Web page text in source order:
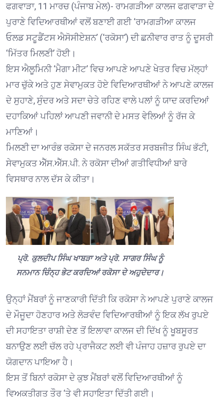
ਫਗਵਾੜਾ, 11 ਮਾਰਚ (ਪੰਜਾਬ ਮੇਲ)- ਰਾਮਗੜੀਆ ਕਾਲਜ ਫਗਵਾੜਾ ਦੇ
ਪੁਰਾਣੇ ਵਿਦਿਆਰਥੀਆਂ ਵਲੋਂ ਬਣਾਈ ਗਈ ‘ਰਾਮਗੜੀਆ ਕਾਲਜ
ਓਲਡ ਸਟੂਡੈਂਟਸ ਐਸੋਸੀਏਸ਼ਨ’ (‘ਰਕੋਸਾ’) ਦੀ ਛਨੀਵਾਰ ਰਾਤ ਨੂੰ ਦੂਸਰੀ
‘ਮਿੱਤਰ ਮਿਲਣੀ’ ਹੋਈ।
ਇਸ ਐਲੂਮਿਨੀ ‘ਮੈਗਾ ਮੀਟ’ ਵਿਚ ਆਪਣੇ ਆਪਣੇ ਖੇਤਰ ਵਿਚ ਮੱਲ੍ਹਾਂ
ਮਾਰ ਚੁੱਕੇ ਅਤੇ ਹੁਣ ਸੇਵਾਮੁਕਤ ਹੋਏ ਵਿਦਿਆਰਥੀਆਂ ਨੇ ਆਪਣੇ ਕਾਲਜ
ਦੇ ਸੁਹਾਣੇ, ਸੁੰਦਰ ਅਤੇ ਸਦਾ ਚੇਤੇ ਰਹਿਣ ਵਾਲੇ ਪਲਾਂ ਨੂੰ ਯਾਦ ਕਰਦਿਆਂ
ਦਹਾਕਿਆਂ ਪਹਿਲਾਂ ਆਪਣੀ ਜਵਾਨੀ ਦੇ ਮਸਤ ਵੇਲਿਆਂ ਨੂੰ ਰੱਜ ਕੇ
ਮਾਣਿਆਂ।
ਮਿਲਣੀ ਦਾ ਆਰੰਭ ਰਕੋਸਾ ਦੇ ਜਨਰਲ ਸਕੱਤਰ ਸਰਬਜੀਤ ਸਿੰਘ ਭੱਟੀ,
ਸੇਵਾਮੁਕਤ ਐੱਸ.ਐੱਸ.ਪੀ. ਨੇ ਰਕੋਸਾ ਦੀਆਂ ਗਤੀਵਿਧੀਆਂ ਬਾਰੇ
ਵਿਸਥਾਰ ਨਾਲ ਦੱਸ ਕੇ ਕੀਤਾ।
ਪ੍ਰੋ. ਕੁਲਦੀਪ ਸਿੰਘ ਖਾਬੜਾ ਅਤੇ ਪ੍ਰੋ. ਸਾਗਰ ਸਿੰਘ ਨੂੰ
ਸਨਮਾਨ ਚਿੰਨ੍ਹ ਭੇਟ ਕਰਦਿਆਂ ਰਕੋਸਾ ਦੇ ਅਹੁਦੇਦਾਰ।
ਉਨ੍ਹਾਂ ਮੈਂਬਰਾਂ ਨੂੰ ਜਾਣਕਾਰੀ ਦਿੱਤੀ ਕਿ ਰਕੋਸਾ ਨੇ ਆਪਣੇ ਪੁਰਾਣੇ ਕਾਲਜ
ਦੇ ਮੌਜੂਦਾ ਹੋਣਹਾਰ ਅਤੇ ਲੋੜਵੰਦ ਵਿਦਿਆਰਥੀਆਂ ਨੂੰ ਇਕ ਲੱਖ ਰੁਪਏ
ਦੀ ਸਹਾਇਤਾ ਰਾਸ਼ੀ ਦੇਣ ਤੋਂ ਇਲਾਵਾ ਕਾਲਜ ਦੀ ਦਿੱਖ ਨੂੰ ਖੂਬਸੂਰਤ
ਬਨਾਉਣ ਲਈ ਚੱਲ ਰਹੇ ਪ੍ਰਾਜੈਕਟ ਲਈ ਵੀ ਪੰਜਾਹ ਹਜ਼ਾਰ ਰੁਪਏ ਦਾ
ਯੋਗਦਾਨ ਪਾਇਆ ਹੈ।
ਇਸ ਤੋਂ ਬਿਨਾਂ ਰਕੋਸਾ ਦੇ ਕੁਝ ਮੈਂਬਰਾਂ ਵਲੋਂ ਵਿਦਿਆਰਥੀਆਂ ਨੂੰ
ਵਿਅਕਤੀਗਤ ਤੌਰ ‘ਤੇ ਵੀ ਸਹਾਇਤਾ ਦਿੱਤੀ ਗਈ।